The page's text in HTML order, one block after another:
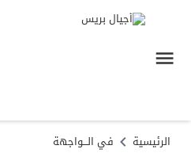
الرئيسية في الـــواجهة